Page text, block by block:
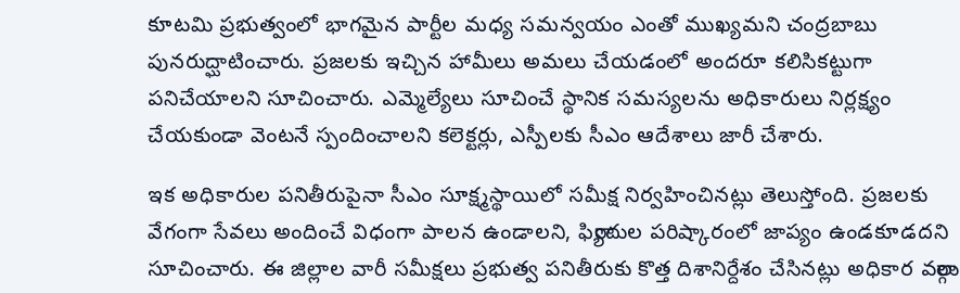
కూటమి ప్రభుత్వంలో భాగమైన పార్టీల మధ్య సమన్వయం ఎంతో ముఖ్యమని చంద్రబాబు
పునరుద్ఘాటించారు. ప్రజలకు ఇచ్చిన హామీలు అమలు చేయడంలో అందరూ కలిసికట్టుగా
పనిచేయాలని సూచించారు. ఎమ్మెల్యేలు సూచించే స్థానిక సమస్యలను అధికారులు నిర్లక్ష్యం
చేయకుండా వెంటనే స్పందించాలని కలెక్టర్లు, ఎస్పీలకు సీఎం ఆదేశాలు జారీ చేశారు.
ఇక అధికారుల పనితీరుపైనా సీఎం సూక్ష్మస్థాయిలో సమీక్ష నిర్వహించినట్లు తెలుస్తోంది. ప్రజలకు
వేగంగా సేవలు అందించే విధంగా పాలన ఉండాలని, ఫిర్యాదుల పరిష్కారంలో జాప్యం ఉండకూడదని
సూచించారు. ఈ జిల్లాల వారీ సమీక్షలు ప్రభుత్వ పనితీరుకు కొత్త దిశానిర్దేశం చేసినట్లు అధికార వర్గాలు